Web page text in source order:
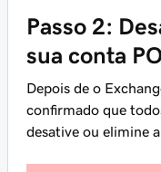
Passo 2:
sua conta
Depois de o
confirmado que
desative ou elimine